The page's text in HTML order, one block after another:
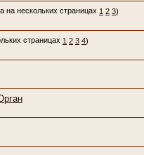
1 2 3)
1 2 3 4)